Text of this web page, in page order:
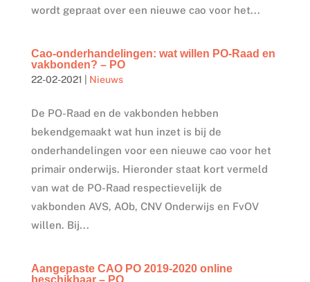
wordt gepraat over een nieuwe cao voor het...
Cao-onderhandelingen: wat willen PO-Raad en
vakbonden? – PO
22-02-2021 Nieuws
De PO-Raad en de vakbonden hebben
bekendgemaakt wat hun inzet is bij de
onderhandelingen voor een nieuwe cao voor het
primair onderwijs. Hieronder staat kort vermeld
van wat de PO-Raad respectievelijk de
vakbonden AVS, AOb, CNV Onderwijs en FvOV
willen. Bij...
Aangepaste CAO PO 2019-2020 online
beschikbaar – PO